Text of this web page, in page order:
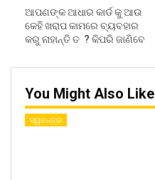
ଆପଣଙ୍କ ଆଧାର କାର୍ଡ କୁ ଆଉ
କେହି ଖରାପ କାମରେ ବ୍ୟବହାର
କରୁ ନାହାନ୍ତି ତ ? କିପରି ଜାଣିବେ
You Might Also Like
ସ୍ୱତନ୍ତ୍ର